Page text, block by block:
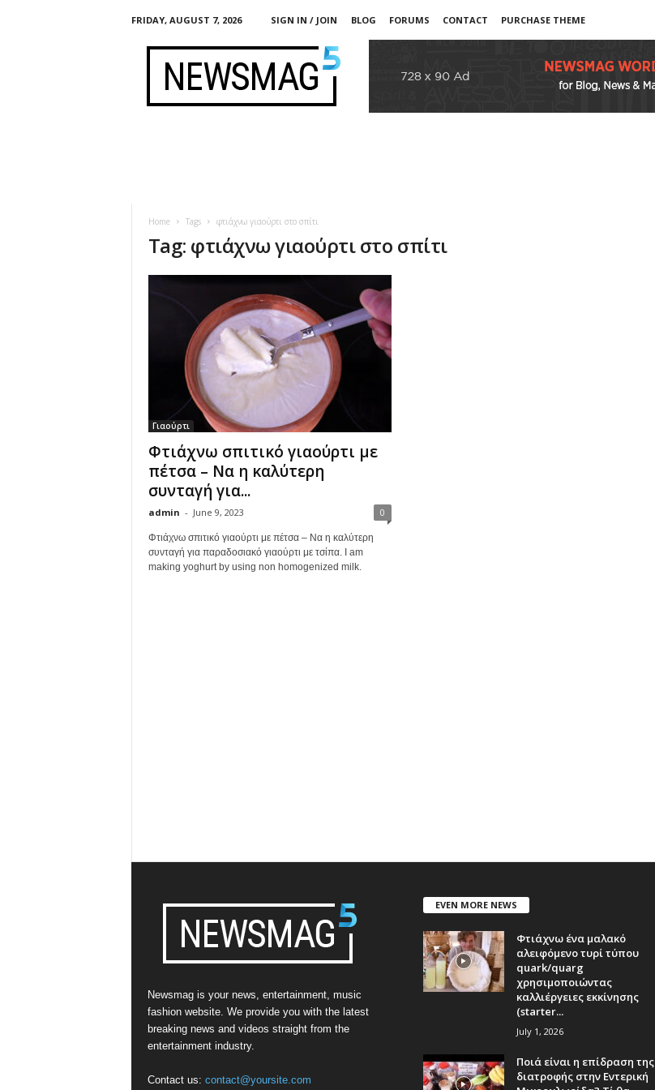
FRIDAY, AUGUST 7, 2026 SIGN IN / JOIN BLOG FORUMS CONTACT
PURCHASE THEME
Home Tags φτιάχνω γιαούρτι στο σπίτι
Tag: φτιάχνω γιαούρτι στο σπίτι
Γιαούρτι
Φτιάχνω σπιτικό γιαούρτι με
πέτσα – Να η καλύτερη
συνταγή για...
admin - June 9, 2023 0
Φτιάχνω σπιτικό γιαούρτι με πέτσα – Να η καλύτερη
συνταγή για παραδοσιακό γιαούρτι με τσίπα. I am
making yoghurt by using non homogenized milk.
Newsmag is your news, entertainment, music
fashion website. We provide you with the latest
breaking news and videos straight from the
entertainment industry.
Contact us: contact@yoursite.com
EVEN MORE NEWS
Φτιάχνω ένα μαλακό
αλειφόμενο τυρί τύπου
quark/quarg
χρησιμοποιώντας
καλλιέργειες εκκίνησης
(starter...
July 1, 2026
Ποιά είναι η επίδραση της
διατροφής στην Εντερική